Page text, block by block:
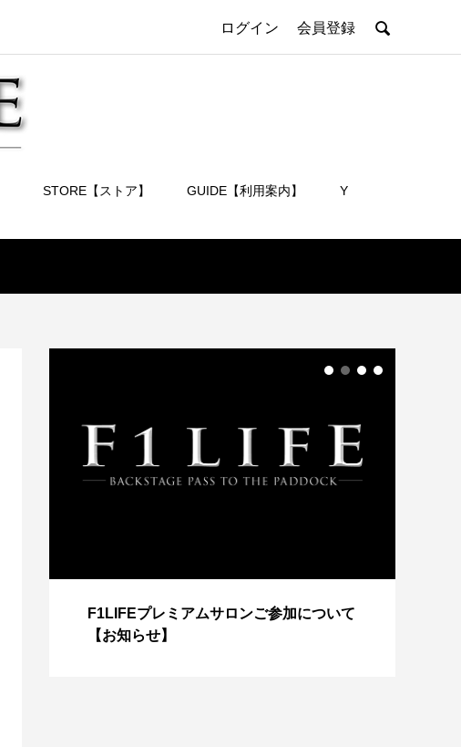
ログイン 会員登録 
STORE【ストア】 GUIDE【利用案内】 Y
F1LIFEプレミアムサロンご参加について
【お知らせ】